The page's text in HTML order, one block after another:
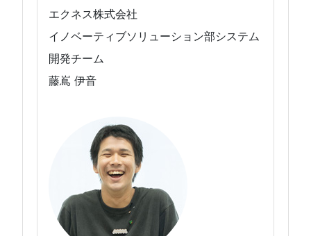
エクネス株式会社
イノベーティブソリューション部システム
開発チーム
藤嶌 伊音